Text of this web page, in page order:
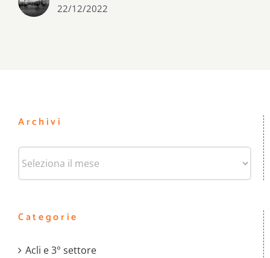
22/12/2022
Archivi
Categorie
Acli e 3° settore